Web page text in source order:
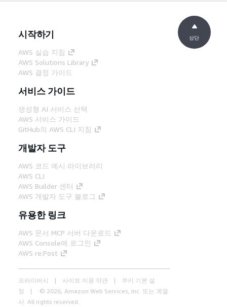
시작하기
AWS 실습 지침
AWS Solutions Library
AWS 결정 가이드
서비스 가이드
생성형 AI 서비스 선택
AWS 서비스 가이드
GitHub의 AWS CLI 지침
개발자 도구
AWS 코드 예시 라이브러리
AWS CLI
AWS Builder 센터
AWS 개발자 도구 블로그
유용한 링크
AWS 문서 MCP 서버 다운로드
AWS Console에 로그인
AWS re:Post
프라이버시 사이트 이용 약관
쿠키 기본 설
정
© 2026, Amazon Web Services, Inc. 또는 계열
사. All rights reserved.
상단